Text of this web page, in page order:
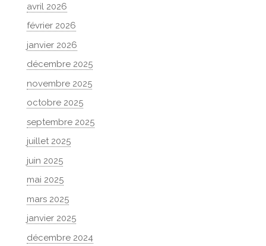
avril 2026
février 2026
janvier 2026
décembre 2025
novembre 2025
octobre 2025
septembre 2025
juillet 2025
juin 2025
mai 2025
mars 2025
janvier 2025
décembre 2024